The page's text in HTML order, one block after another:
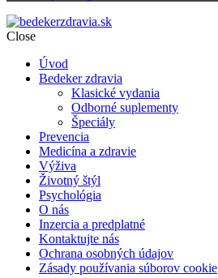
Close
Úvod
Bedeker zdravia
Klasické vydania
Odborné suplementy
Špeciály
Prevencia
Medicína a zdravie
Výživa
Životný štýl
Psychológia
O nás
Inzercia a predplatné
Kontaktujte nás
Ochrana osobných údajov
Zásady používania súborov cookie